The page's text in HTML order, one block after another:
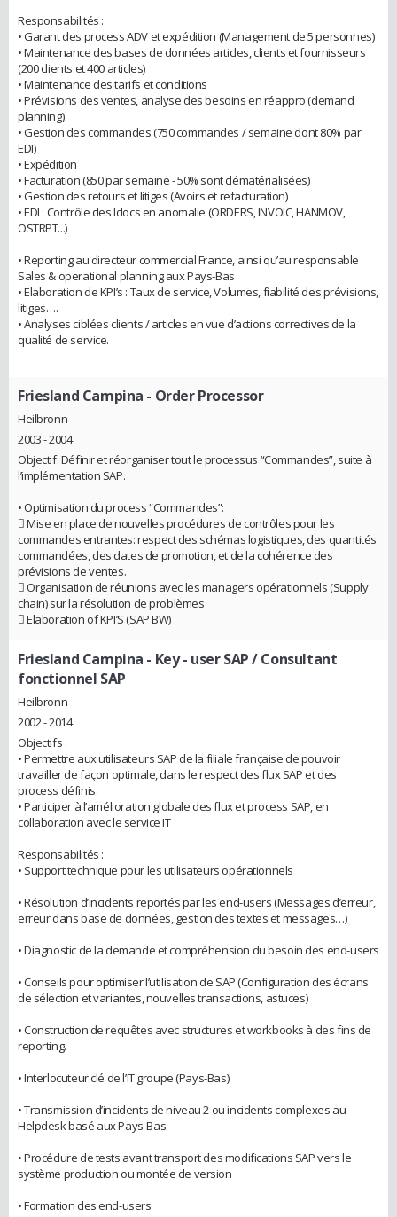
Responsabilités :
• Garant des process ADV et expédition (Management de 5 personnes)
• Maintenance des bases de données articles, clients et fournisseurs
(200 clients et 400 articles)
• Maintenance des tarifs et conditions
• Prévisions des ventes, analyse des besoins en réappro (demand
planning)
• Gestion des commandes (750 commandes / semaine dont 80% par
EDI)
• Expédition
• Facturation (850 par semaine - 50% sont dématérialisées)
• Gestion des retours et litiges (Avoirs et refacturation)
• EDI : Contrôle des Idocs en anomalie (ORDERS, INVOIC, HANMOV,
OSTRPT...)
• Reporting au directeur commercial France, ainsi qu’au responsable
Sales & operational planning aux Pays-Bas
• Elaboration de KPI’s : Taux de service, Volumes, fiabilité des prévisions,
litiges….
• Analyses ciblées clients / articles en vue d’actions correctives de la
qualité de service.
Friesland Campina - Order Processor
Heilbronn
2003 - 2004
Objectif: Définir et réorganiser tout le processus “Commandes”, suite à
l’implémentation SAP.
• Optimisation du process “Commandes”:
 Mise en place de nouvelles procédures de contrôles pour les
commandes entrantes: respect des schémas logistiques, des quantités
commandées, des dates de promotion, et de la cohérence des
prévisions de ventes.
 Organisation de réunions avec les managers opérationnels (Supply
chain) sur la résolution de problèmes
 Elaboration of KPI’S (SAP BW)
Friesland Campina - Key - user SAP / Consultant
fonctionnel SAP
Heilbronn
2002 - 2014
Objectifs :
• Permettre aux utilisateurs SAP de la filiale française de pouvoir
travailler de façon optimale, dans le respect des flux SAP et des
process définis.
• Participer à l’amélioration globale des flux et process SAP, en
collaboration avec le service IT
Responsabilités :
• Support technique pour les utilisateurs opérationnels
• Résolution d’incidents reportés par les end-users (Messages d’erreur,
erreur dans base de données, gestion des textes et messages…)
• Diagnostic de la demande et compréhension du besoin des end-users
• Conseils pour optimiser l’utilisation de SAP (Configuration des écrans
de sélection et variantes, nouvelles transactions, astuces)
• Construction de requêtes avec structures et workbooks à des fins de
reporting.
• Interlocuteur clé de l’IT groupe (Pays-Bas)
• Transmission d’incidents de niveau 2 ou incidents complexes au
Helpdesk basé aux Pays-Bas.
• Procédure de tests avant transport des modifications SAP vers le
système production ou montée de version
• Formation des end-users